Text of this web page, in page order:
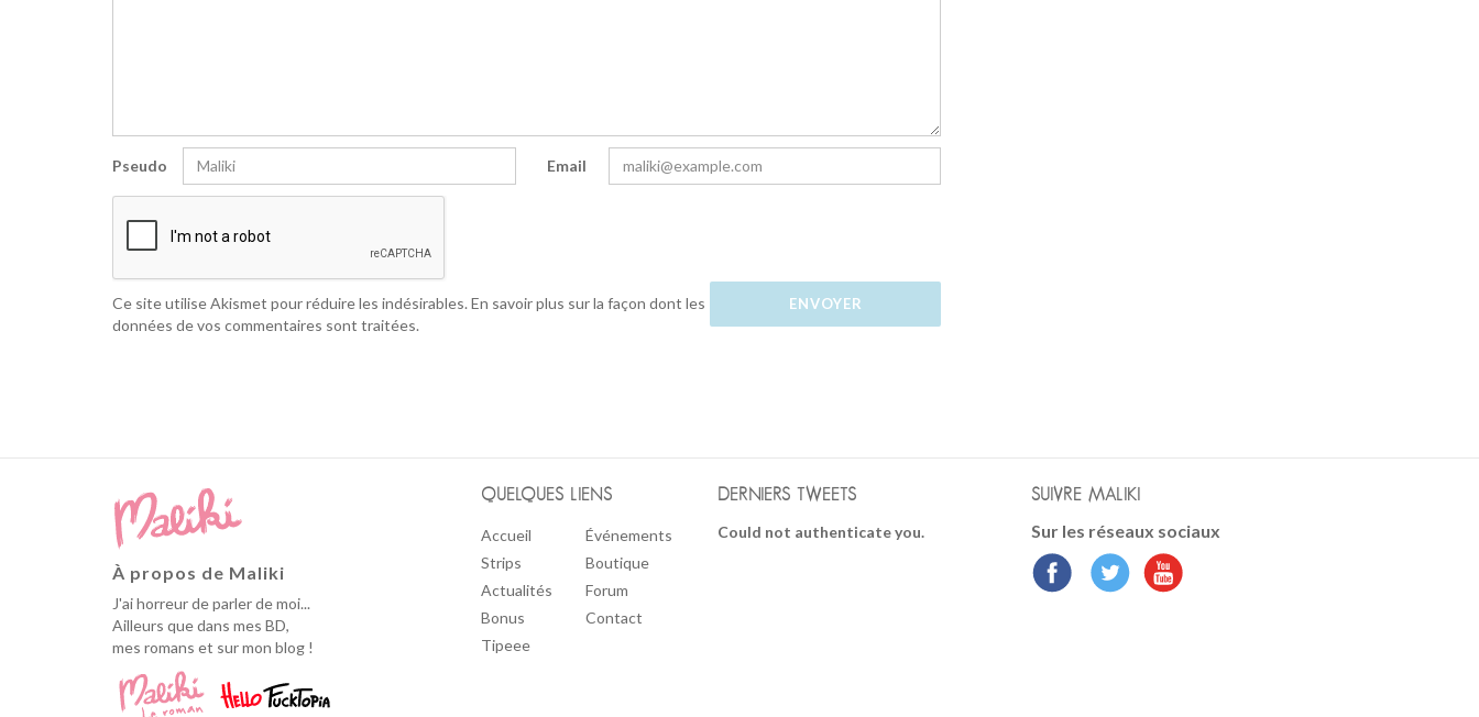
Pseudo Email
Ce site utilise Akismet pour réduire les indésirables. En savoir plus sur la façon dont les
données de vos commentaires sont traitées.
À propos de Maliki
J'ai horreur de parler de moi...
Ailleurs que dans mes BD,
mes romans et sur mon blog !
QUELQUES LIENS
Accueil
Strips
Actualités
Bonus
Tipeee
Événements
Boutique
Forum
Contact
DERNIERS TWEETS
Could not authenticate you.
SUIVRE MALIKI
Sur les réseaux sociaux